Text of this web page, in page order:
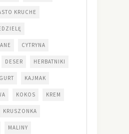
KRUCHE
CYTRYNA
DESER HERBATNIKI
KAJMAK
KOKOS KREM
KRUSZONKA
MALINY